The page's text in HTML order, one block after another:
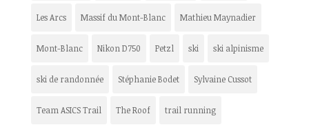
Les Arcs Massif du Mont-Blanc Mathieu Maynadier
Mont-Blanc Nikon D750 Petzl ski ski alpinisme
ski de randonnée Stéphanie Bodet Sylvaine Cussot
Team ASICS Trail The Roof trail running